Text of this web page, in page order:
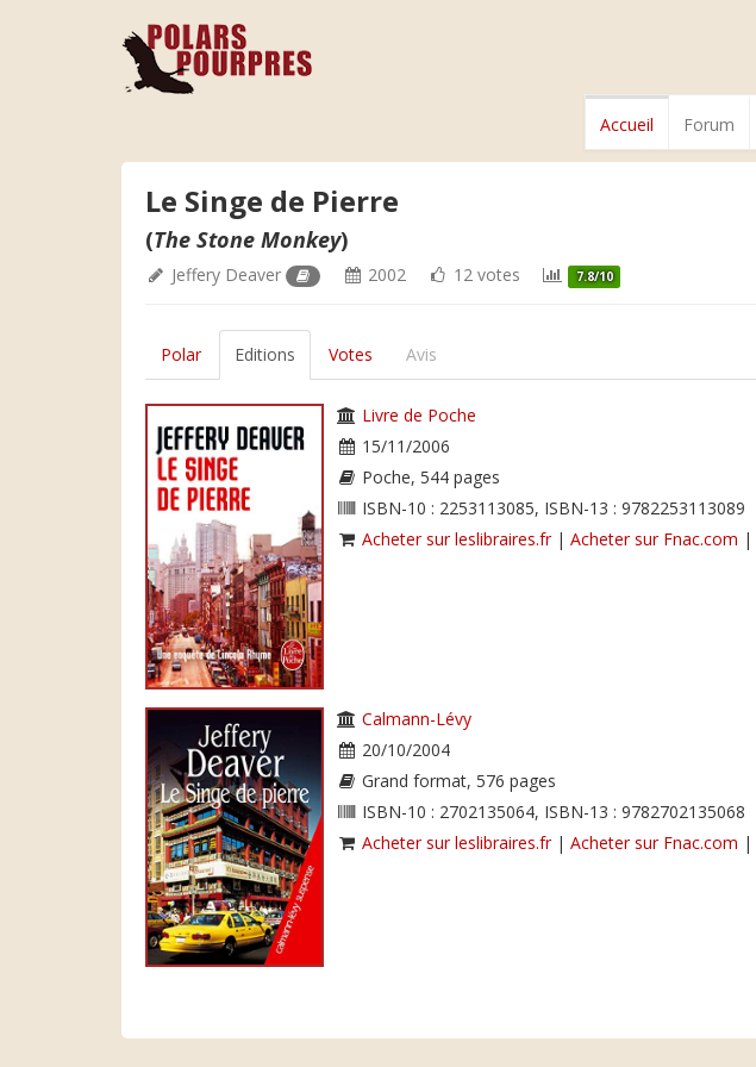
Accueil Forum
Le Singe de Pierre
(The Stone Monkey)
Jeffery Deaver 2002 12 votes 7.8/10
Polar Editions Votes Avis
Livre de Poche
15/11/2006
Poche, 544 pages
ISBN-10 : 2253113085, ISBN-13 : 9782253113089
Acheter sur leslibraires.fr| Acheter sur Fnac.com |
Calmann-Lévy
20/10/2004
Grand format, 576 pages
ISBN-10 : 2702135064, ISBN-13 : 9782702135068
Acheter sur leslibraires.fr| Acheter sur Fnac.com |